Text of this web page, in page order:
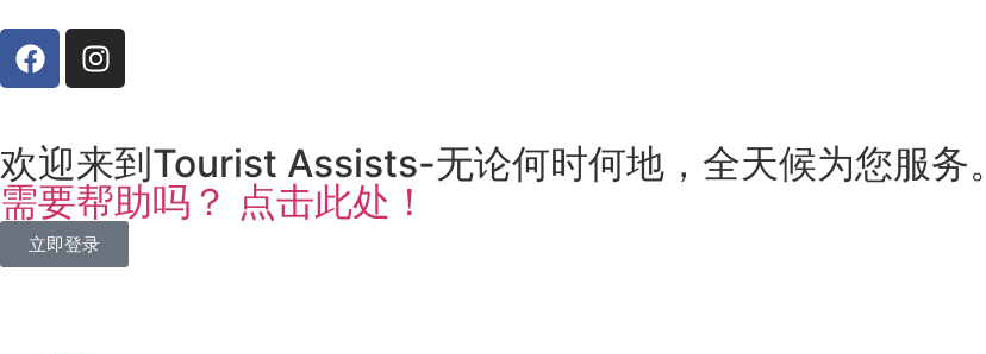
欢迎来到Tourist Assists-无论何时何地，全天候为您服务。
需要帮助吗？ 点击此处！
立即登录